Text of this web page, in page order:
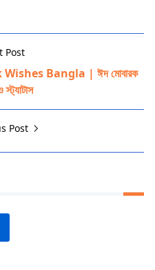
Post
Wishes Bangla | ঈদ মোবারক
Post